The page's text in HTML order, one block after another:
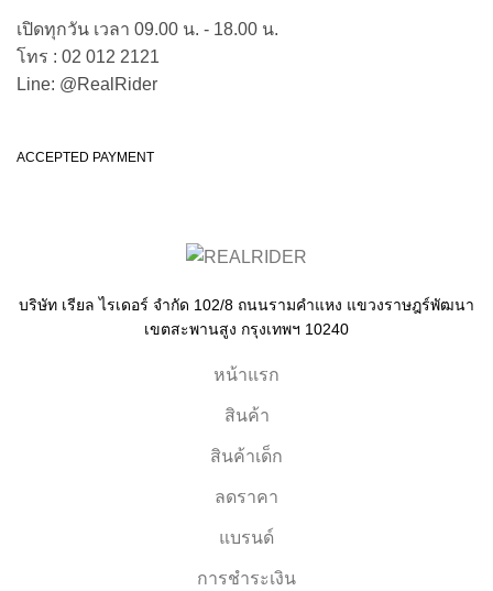
เปิดทุกวัน เวลา 09.00 น. - 18.00 น.
โทร : 02 012 2121
Line: @RealRider
ACCEPTED PAYMENT
บริษัท เรียล ไรเดอร์ จำกัด 102/8 ถนนรามคำแหง แขวงราษฎร์พัฒนา
เขตสะพานสูง กรุงเทพฯ 10240
หน้าแรก
สินค้า
สินค้าเด็ก
ลดราคา
แบรนด์
การชำระเงิน